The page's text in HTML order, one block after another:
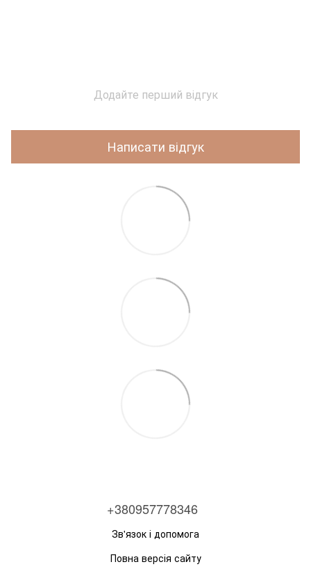
Додайте перший відгук
Написати відгук
+380957778346
Зв'язок і допомога
Повна версія сайту